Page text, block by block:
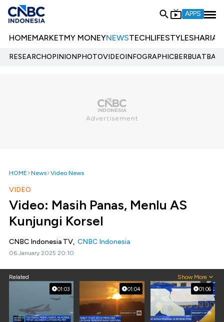
APPS
HOMEMARKETMY MONEYNEWSTECHLIFESTYLESHARIA
RESEARCHOPINIONPHOTOVIDEOINFOGRAPHIC
HOME News Video News
VIDEO
Video: Masih Panas, Menlu AS
Kunjungi Korsel
CNBC Indonesia TV, CNBC Indonesia
06 January 2025 20:10
Related Show More
01:03 01:04 01:06